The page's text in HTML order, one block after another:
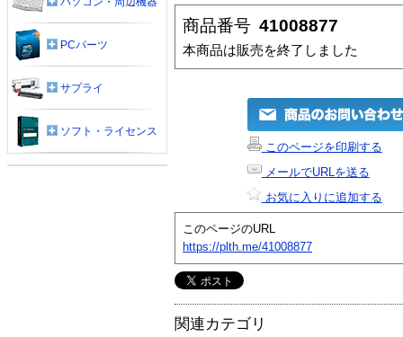
商品番号 41008877
本商品は販売を終了しました
このページを印刷する
メールでURLを送る
お気に入りに追加する
このページのURL
https://plth.me/41008877
関連カテゴリ
PCパーツ
サプライ
ソフト・ライセンス